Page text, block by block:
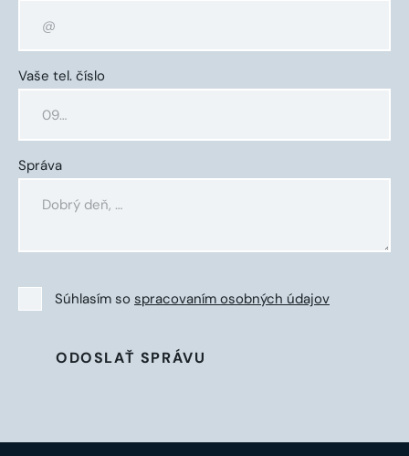
Vaše tel. číslo
Správa
Súhlasím so spracovaním osobných údajov
ODOSLAŤ SPRÁVU